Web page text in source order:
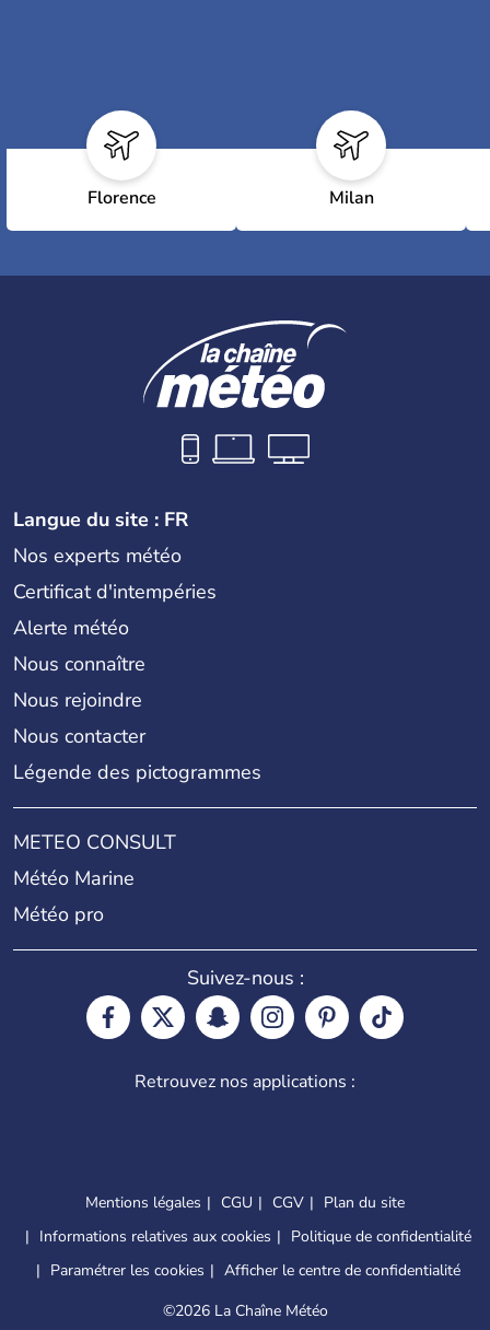
Florence Milan
Langue du site : FR
Nos experts météo
Certificat d'intempéries
Alerte météo
Nous connaître
Nous rejoindre
Nous contacter
Légende des pictogrammes
METEO CONSULT
Météo Marine
Météo pro
Suivez-nous :
Retrouvez nos applications :
Mentions légales CGU CGV
Plan du site
Informations relatives aux cookies
Politique de confidentialité
Paramétrer les cookies
Afficher le centre de confidentialité
©2026 La Chaîne Météo